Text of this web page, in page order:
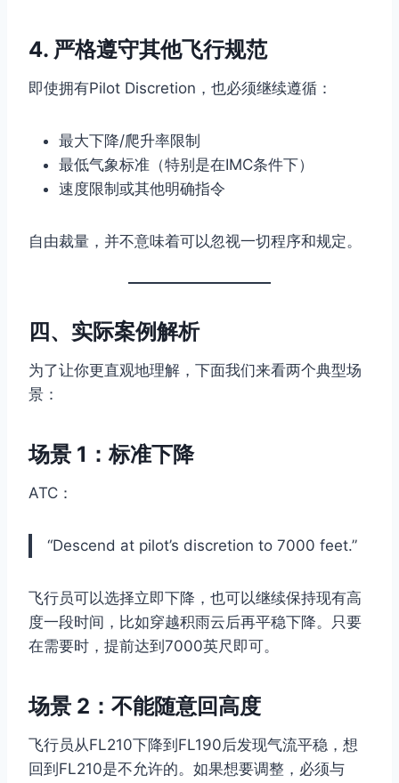
4. 严格遵守其他飞行规范
即使拥有Pilot Discretion，也必须继续遵循：
最大下降/爬升率限制
最低气象标准（特别是在IMC条件下）
速度限制或其他明确指令
自由裁量，并不意味着可以忽视一切程序和规定。
四、实际案例解析
为了让你更直观地理解，下面我们来看两个典型场
景：
场景 1：标准下降
ATC：
“Descend at pilot’s discretion to 7000 feet.”
飞行员可以选择立即下降，也可以继续保持现有高
度一段时间，比如穿越积雨云后再平稳下降。只要
在需要时，提前达到7000英尺即可。
场景 2：不能随意回高度
飞行员从FL210下降到FL190后发现气流平稳，想
回到FL210是不允许的。如果想要调整，必须与